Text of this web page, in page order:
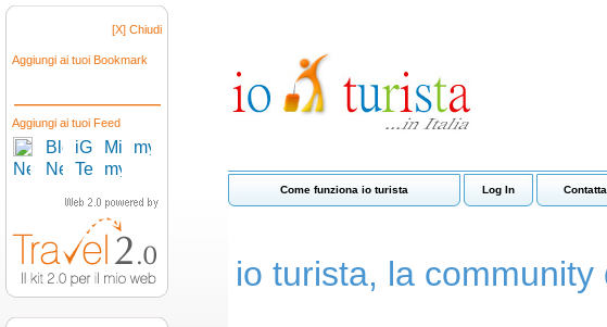
[X] Chiudi
Aggiungi ai tuoi Bookmark
Aggiungi ai tuoi Feed
Come funziona io turista Log In
io turista, la community